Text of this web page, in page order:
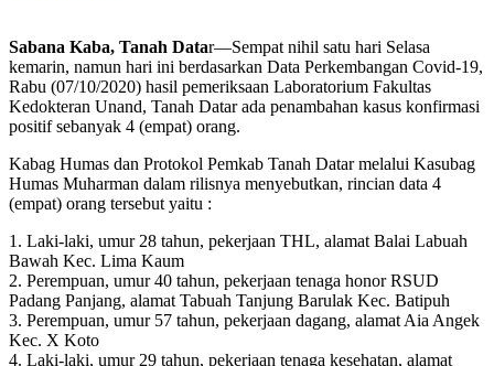
Sabana Kaba, Tanah Datar—Sempat nihil satu hari Selasa
kemarin, namun hari ini berdasarkan Data Perkembangan Covid-19,
Rabu (07/10/2020) hasil pemeriksaan Laboratorium Fakultas
Kedokteran Unand, Tanah Datar ada penambahan kasus konfirmasi
positif sebanyak 4 (empat) orang.
Kabag Humas dan Protokol Pemkab Tanah Datar melalui Kasubag
Humas Muharman dalam rilisnya menyebutkan, rincian data 4
(empat) orang tersebut yaitu :
1. Laki-laki, umur 28 tahun, pekerjaan THL, alamat Balai Labuah
Bawah Kec. Lima Kaum
2. Perempuan, umur 40 tahun, pekerjaan tenaga honor RSUD
Padang Panjang, alamat Tabuah Tanjung Barulak Kec. Batipuh
3. Perempuan, umur 57 tahun, pekerjaan dagang, alamat Aia Angek
Kec. X Koto
4. Laki-laki, umur 29 tahun, pekerjaan tenaga kesehatan, alamat